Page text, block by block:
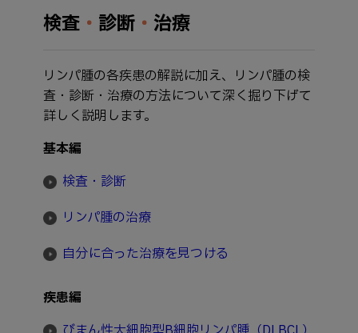
検査 ・ 診断 ・ 治療
リンパ腫の各疾患の解説に加え、リンパ腫の検
査・診断・治療の方法について深く掘り下げて
詳しく説明します。
基本編
検査・診断
リンパ腫の治療
自分に合った治療を見つける
疾患編